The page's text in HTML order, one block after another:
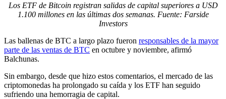
Los ETF de Bitcoin registran salidas de capital superiores a USD
1.100 millones en las últimas dos semanas. Fuente: Farside
Investors
Las ballenas de BTC a largo plazo fueron responsables de la mayor
parte de las ventas de BTC en octubre y noviembre, afirmó
Balchunas.
Sin embargo, desde que hizo estos comentarios, el mercado de las
criptomonedas ha prolongado su caída y los ETF han seguido
sufriendo una hemorragia de capital.